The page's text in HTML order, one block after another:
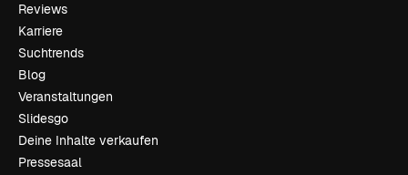
Reviews
Karriere
Suchtrends
Blog
Veranstaltungen
Slidesgo
Deine Inhalte verkaufen
Pressesaal